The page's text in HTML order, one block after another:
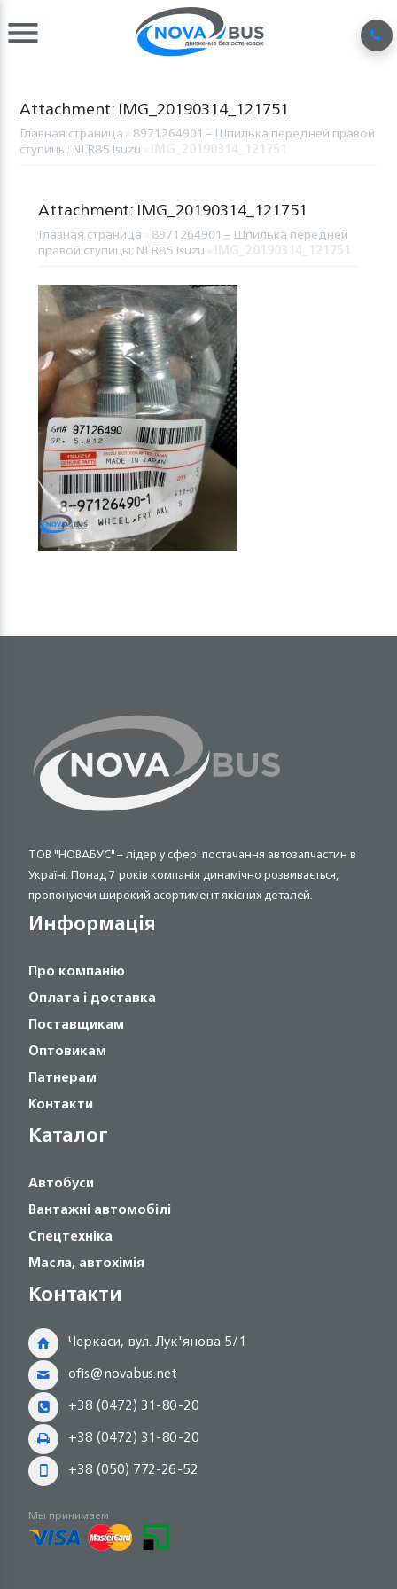
Attachment: IMG_20190314_121751
Главная страница 8971264901 – Шпилька передней правой
ступицы; NLR85 Isuzu
Attachment: IMG_20190314_121751
Главная страница 8971264901 – Шпилька передней
правой ступицы; NLR85 Isuzu
ТОВ "НОВАБУС" – лідер у сфері постачання автозапчастин в
Україні. Понад 7 років компанія динамічно розвивається,
пропонуючи широкий асортимент якісних деталей.
Информація
Про компанію
Оплата і доставка
Поставщикам
Оптовикам
Патнерам
Контакти
Каталог
Автобуси
Вантажні автомобілі
Спецтехніка
Масла, автохімія
Контакти
Черкаси, вул. Лук'янова 5/1
ofis@novabus.net
+38 (0472) 31-80-20
+38 (0472) 31-80-20
+38 (050) 772-26-52
Мы принимаем